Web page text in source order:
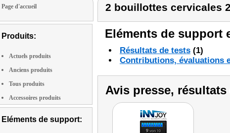
Page d'accueil
Produits:
Actuels produits
Anciens produits
Tous produits
Accessoires produits
Eléments de support:
2 bouillottes cervicales
Eléments de support
Résultats de tests (1)
Contributions, évaluations
Avis presse,